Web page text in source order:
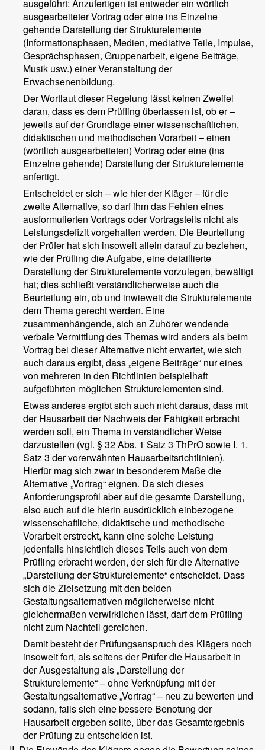
ausgeführt: Anzufertigen ist entweder ein wörtlich
ausgearbeiteter Vortrag oder eine ins Einzelne
gehende Darstellung der Strukturelemente
(Informationsphasen, Medien, mediative Teile, Impulse,
Gesprächsphasen, Gruppenarbeit, eigene Beiträge,
Musik usw.) einer Veranstaltung der
Erwachsenenbildung.
Der Wortlaut dieser Regelung lässt keinen Zweifel
daran, dass es dem Prüfling überlassen ist, ob er –
jeweils auf der Grundlage einer wissenschaftlichen,
didaktischen und methodischen Vorarbeit – einen
(wörtlich ausgearbeiteten) Vortrag oder eine (ins
Einzelne gehende) Darstellung der Strukturelemente
anfertigt.
Entscheidet er sich – wie hier der Kläger – für die
zweite Alternative, so darf ihm das Fehlen eines
ausformulierten Vortrags oder Vortragsteils nicht als
Leistungsdefizit vorgehalten werden. Die Beurteilung
der Prüfer hat sich insoweit allein darauf zu beziehen,
wie der Prüfling die Aufgabe, eine detaillierte
Darstellung der Strukturelemente vorzulegen, bewältigt
hat; dies schließt verständlicherweise auch die
Beurteilung ein, ob und inwieweit die Strukturelemente
dem Thema gerecht werden. Eine
zusammenhängende, sich an Zuhörer wendende
verbale Vermittlung des Themas wird anders als beim
Vortrag bei dieser Alternative nicht erwartet, wie sich
auch daraus ergibt, dass „eigene Beiträge“ nur eines
von mehreren in den Richtlinien beispielhaft
aufgeführten möglichen Strukturelementen sind.
Etwas anderes ergibt sich auch nicht daraus, dass mit
der Hausarbeit der Nachweis der Fähigkeit erbracht
werden soll, ein Thema in verständlicher Weise
darzustellen (vgl. § 32 Abs. 1 Satz 3 ThPrO sowie I. 1.
Satz 3 der vorerwähnten Hausarbeitsrichtlinien).
Hierfür mag sich zwar in besonderem Maße die
Alternative „Vortrag“ eignen. Da sich dieses
Anforderungsprofil aber auf die gesamte Darstellung,
also auch auf die hierin ausdrücklich einbezogene
wissenschaftliche, didaktische und methodische
Vorarbeit erstreckt, kann eine solche Leistung
jedenfalls hinsichtlich dieses Teils auch von dem
Prüfling erbracht werden, der sich für die Alternative
„Darstellung der Strukturelemente“ entscheidet. Dass
sich die Zielsetzung mit den beiden
Gestaltungsalternativen möglicherweise nicht
gleichermaßen verwirklichen lässt, darf dem Prüfling
nicht zum Nachteil gereichen.
Damit besteht der Prüfungsanspruch des Klägers noch
insoweit fort, als seitens der Prüfer die Hausarbeit in
der Ausgestaltung als „Darstellung der
Strukturelemente“ – ohne Verknüpfung mit der
Gestaltungsalternative „Vortrag“ – neu zu bewerten und
sodann, falls sich eine bessere Benotung der
Hausarbeit ergeben sollte, über das Gesamtergebnis
der Prüfung zu entscheiden ist.